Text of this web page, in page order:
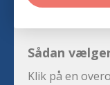
Sådan
Klik på en